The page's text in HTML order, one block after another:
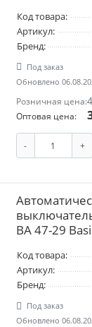
Код товара:
Артикул:
Бренд:
Под заказ
Обновлено
Розничная цена:
Оптовая цена:
- +
ВА 47-29
Код товара:
Артикул:
Бренд:
Под заказ
Обновлено